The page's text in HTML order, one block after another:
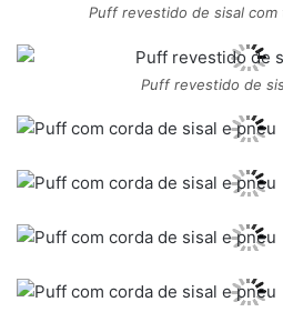
Puff revestido de sisal com
Puff revestido de